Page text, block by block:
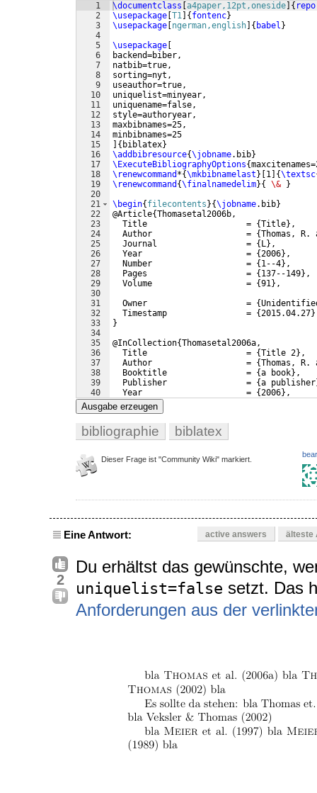
1
2
3
4
5
6
7
8
9
10
11
12
13
14
15
16
17
18
19
20
21
22
23
24
25
26
27
28
29
30
31
32
33
34
35
36
37
38
39
40
41
\documentclass a4paper,12pt,oneside {
\usepackage T1 { fontenc}
\usepackage ngerman,english { babel }
\usepackage
backend=biber,
natbib=true,
sorting=nyt,
useauthor=true,
uniquelist=minyear,
uniquename=false,
style=authoryear,
maxbibnames=25,
minbibnames=25
{ biblatex}
\addbibresource{\jobname.bib}
\ExecuteBibliographyOptions{
\renewcommand *{\mkbibnamelast } 1 {\textsc
\renewcommand {\finalnamedelim}{ \&
}
\begin{ filecontents }{\jobname.bib}
@Article{Thomasetal2006b,
  Title                    =
{Title} ,
  Author                   =
{Thomas,
  Journal                  =
{ L} ,
  Year                     =
{2006} ,
  Number                   =
{ 1--4} ,
  Pages                    =
{ 137--149} ,
  Volume                   =
{91} ,
  Owner                    =
{
  Timestamp                =
{2015.04.27}
}
@InCollection{Thomasetal2006a,
  Title                    =
{Title 2} ,
  Author                   =
{Thomas,
  Booktitle                =
{a book} ,
  Publisher                =
{a publisher
  Year                     =
{2006} ,
  Editor                   =
Ausgabe erzeugen
bibliographie biblatex
Dieser Frage ist "Community Wiki" markiert.
Eine Antwort: active answers älteste
2
Du erhältst das gewünschte,
uniquelist=false setzt. Das
Anforderungen aus der